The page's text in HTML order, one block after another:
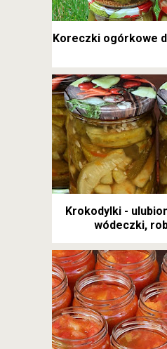
Koreczki ogórkowe
Krokodylki -
wódeczki,